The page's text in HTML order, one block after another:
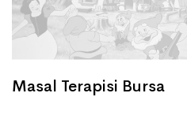
Masal Terapisi Bursa